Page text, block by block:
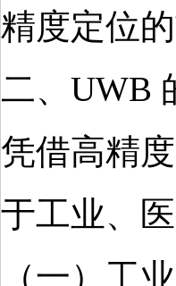
精度定位
二、UWB
凭借高精
于工业、
（一）工